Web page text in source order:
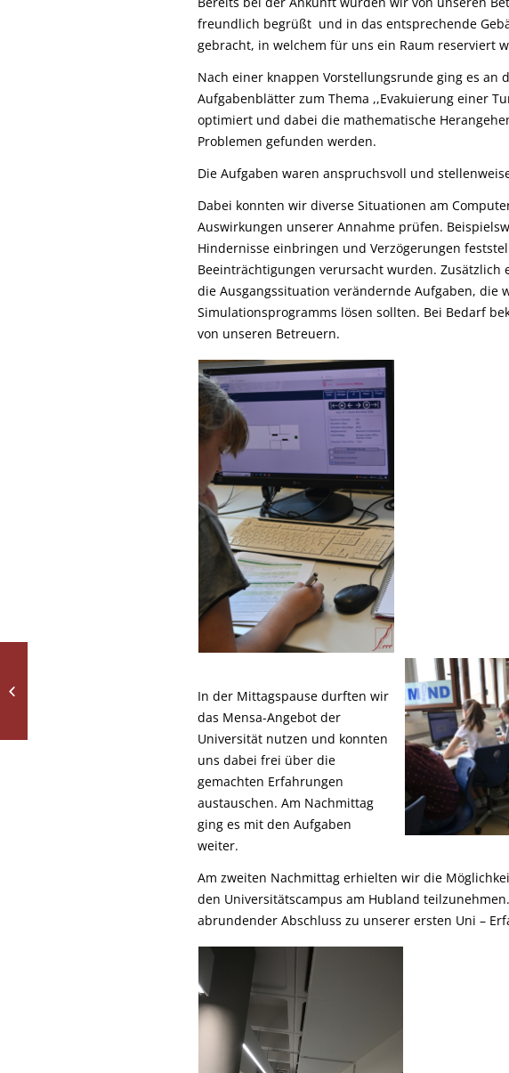
freundlich begrüßt und in das entsprechende
gebracht, in welchem für uns ein Raum reserviert
Nach einer knappen Vorstellungsrunde ging es an
Aufgabenblätter zum Thema ,,Evakuierung einer
optimiert und dabei die mathematische
Problemen gefunden werden.
Die Aufgaben waren anspruchsvoll und
Dabei konnten wir diverse Situationen am
Auswirkungen unserer Annahme prüfen.
Hindernisse einbringen und Verzögerungen
Beeinträchtigungen verursacht wurden. Zusätzlich
die Ausgangssituation verändernde Aufgaben, die
Simulationsprogramms lösen sollten. Bei Bedarf
von unseren Betreuern.
In der Mittagspause durften wir
das Mensa-Angebot der
Universität nutzen und konnten
uns dabei frei über die
gemachten Erfahrungen
austauschen. Am Nachmittag
ging es mit den Aufgaben
weiter.
Am zweiten Nachmittag erhielten wir die
den Universitätscampus am Hubland
abrundender Abschluss zu unserer ersten Uni –